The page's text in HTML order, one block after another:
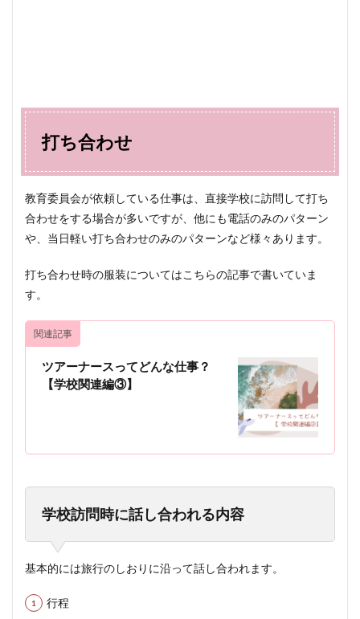
打ち合わせ
教育委員会が依頼している仕事は、直接学校に訪問して打ち
合わせをする場合が多いですが、他にも電話のみのパターン
や、当日軽い打ち合わせのみのパターンなど様々あります。
打ち合わせ時の服装についてはこちらの記事で書いていま
す。
関連記事
ツアーナースってどんな仕事？
【学校関連編③】
学校訪問時に話し合われる内容
基本的には旅行のしおりに沿って話し合われます。
行程